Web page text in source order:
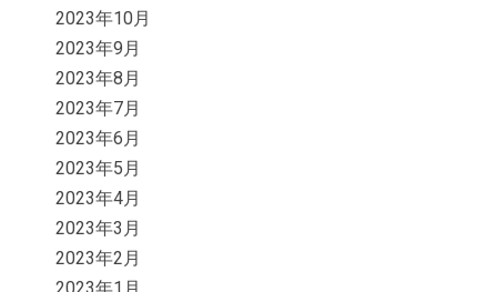
2023年10月
2023年9月
2023年8月
2023年7月
2023年6月
2023年5月
2023年4月
2023年3月
2023年2月